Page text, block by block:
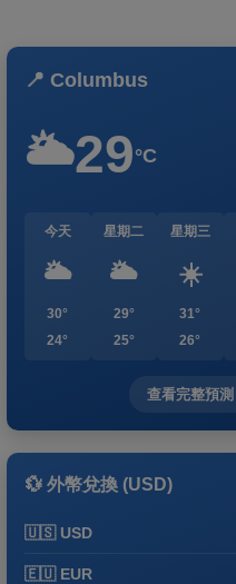
📍 Columbus
🌥️29°C
今天
🌥️
30°
24°
星期二
🌥️
29°
25°
星期三
☀️
31°
26°
查看完整預測
💱 外幣兌換 (USD)
🇺🇸 USD
🇪🇺 EUR